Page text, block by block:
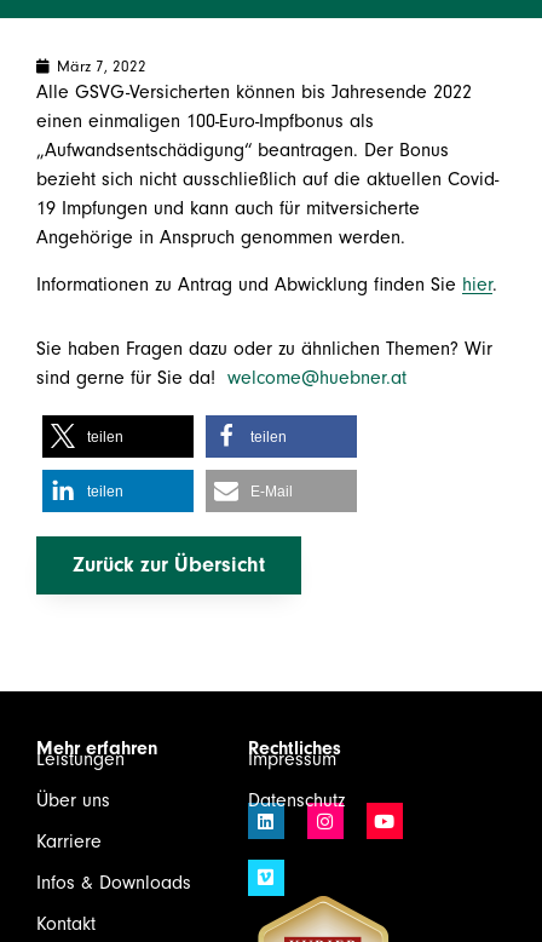
März 7, 2022
Alle GSVG-Versicherten können bis Jahresende 2022
einen einmaligen 100-Euro-Impfbonus als
„Aufwandsentschädigung“ beantragen. Der Bonus
bezieht sich nicht ausschließlich auf die aktuellen Covid-
19 Impfungen und kann auch für mitversicherte
Angehörige in Anspruch genommen werden.
Informationen zu Antrag und Abwicklung finden Sie hier.
Sie haben Fragen dazu oder zu ähnlichen Themen? Wir
sind gerne für Sie da! welcome@huebner.at
teilen teilen
teilen E-Mail
Zurück zur Übersicht
Mehr erfahren
Leistungen
Über uns
Karriere
Infos & Downloads
Kontakt
Rechtliches
Impressum
Datenschutz